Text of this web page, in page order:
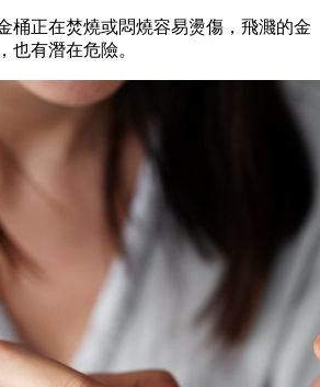
桶正在焚燒或悶燒容易燙傷，飛濺的金
也有潛在危險。